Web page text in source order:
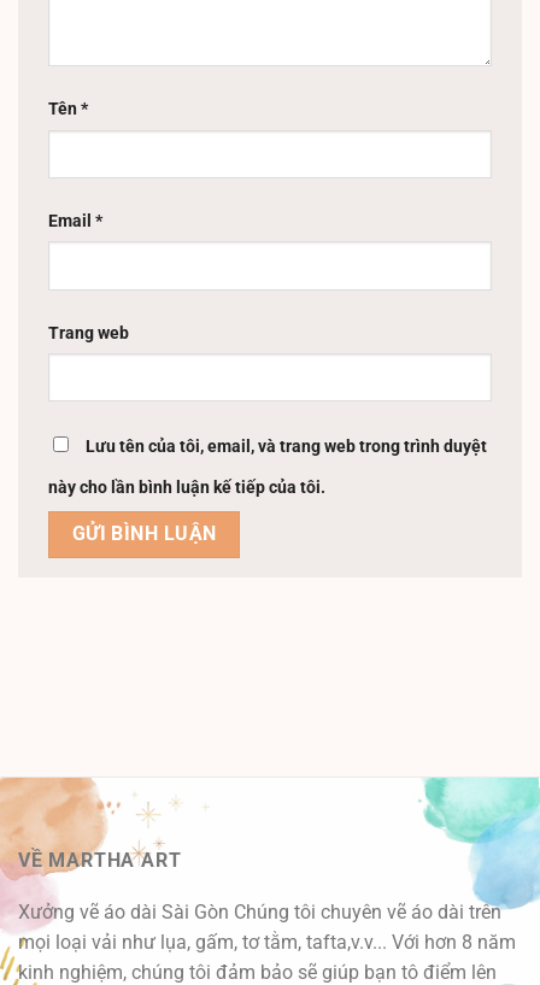
Tên*
Email *
Trang web
Lưu tên của tôi, email, và trang web trong trình duyệt
này cho lần bình luận kế tiếp của tôi.
VỀ MARTHA ART
Xưởng vẽ áo dài Sài Gòn Chúng tôi chuyên vẽ áo dài trên
mọi loại vải như lụa, gấm, tơ tằm, tafta,v.v... Với hơn 8 năm
kinh nghiệm, chúng tôi đảm bảo sẽ giúp bạn tô điểm lên